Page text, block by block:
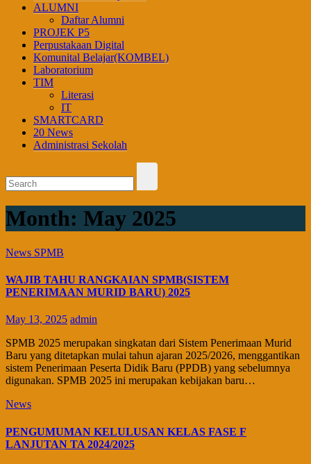
ALUMNI
Daftar Alumni
PROJEK P5
Perpustakaan Digital
Komunital Belajar(KOMBEL)
Laboratorium
TIM
Literasi
IT
SMARTCARD
20 News
Administrasi Sekolah
Month: May 2025
News SPMB
WAJIB TAHU RANGKAIAN SPMB(SISTEM
PENERIMAAN MURID BARU) 2025
May 13, 2025 admin
SPMB 2025 merupakan singkatan dari Sistem Penerimaan Murid
Baru yang ditetapkan mulai tahun ajaran 2025/2026, menggantikan
sistem Penerimaan Peserta Didik Baru (PPDB) yang sebelumnya
digunakan. SPMB 2025 ini merupakan kebijakan baru…
News
PENGUMUMAN KELULUSAN KELAS FASE F
LANJUTAN TA 2024/2025